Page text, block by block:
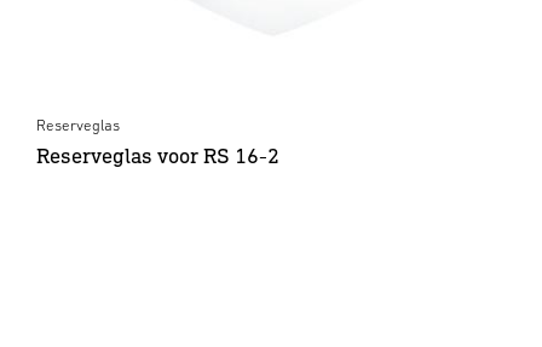
Reserveglas
Reserveglas voor RS 16-2